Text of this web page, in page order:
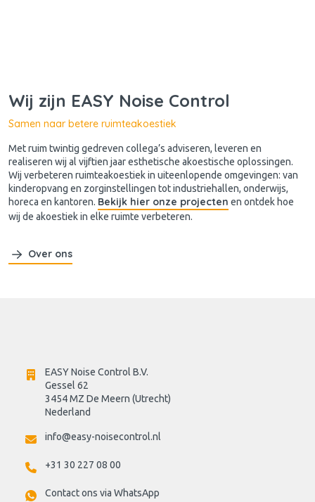
Wij zijn EASY Noise Control
Samen naar betere ruimteakoestiek
Met ruim twintig gedreven collega’s adviseren, leveren en
realiseren wij al vijftien jaar esthetische akoestische oplossingen.
Wij verbeteren ruimteakoestiek in uiteenlopende omgevingen: van
kinderopvang en zorginstellingen tot industriehallen, onderwijs,
horeca en kantoren. Bekijk hier onze projecten en ontdek hoe
wij de akoestiek in elke ruimte verbeteren.
Over ons
EASY Noise Control B.V.
Gessel 62
3454 MZ De Meern (Utrecht)
Nederland
info@easy-noisecontrol.nl
+31 30 227 08 00
Contact ons via WhatsApp